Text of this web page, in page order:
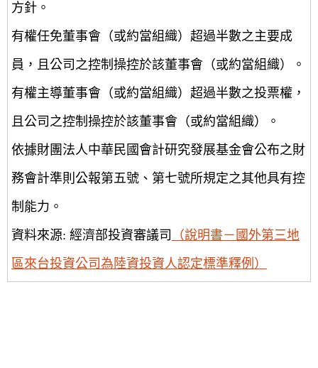
方針。
有權任免董事會（或約當組織）超過半數之主要成
員，且公司之控制操控於該董事會（或約當組織）。
有權主導董事會（或約當組織）超過半數之投票權，
且公司之控制操控於該董事會（或約當組織）。
依據財團法人中華民國會計研究發展基金會公布之財
務會計準則公報第五號、第七號所規定之其他具有控
制能力。
資料來源: 經濟部投資審議司
（說明書－國外第三地
區來台投資公司為陸資投資人認定標準釋例）